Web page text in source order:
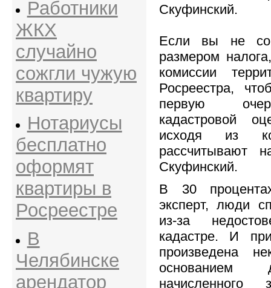
Работники
ЖКХ
случайно
сожгли чужую
квартиру
Нотариусы
бесплатно
оформят
квартиры в
Росреестре
В
Челябинске
арендатор
Скуфинский.
Если вы не
размером
комиссии
Росреестра,
первую
кадастровой
исходя из
рассчитывают
Скуфинский.
В 30
эксперт, люди
из-за
кадастре. И
произведена
основанием
начисленного